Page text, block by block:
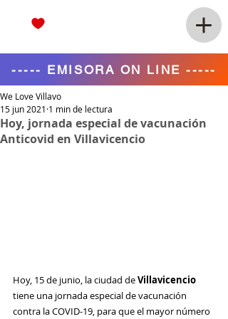
----- EMISORA ON LINE -----
Hoy, jornada especial de vacunación
Anticovid en Villavicencio
We Love Villavo
15 jun 2021 1 min de lectura
Hoy, 15 de junio, la ciudad de Villavicencio
tiene una jornada especial de vacunación
contra la COVID-19, para que el mayor número